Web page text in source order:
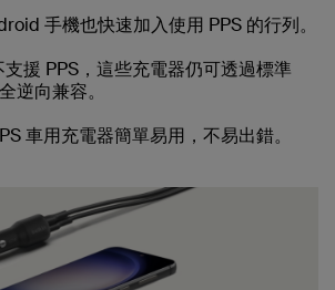
手機也快速加入使用 PPS 的行列。
援 PPS，這些充電器仍可透過標準
逆向兼容。
車用充電器簡單易用，不易出錯。